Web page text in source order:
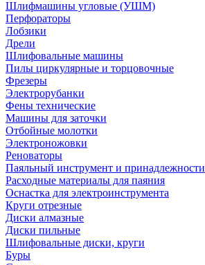
Шлифмашины угловые (УШМ)
Перфораторы
Лобзики
Дрели
Шлифовальные машины
Пилы циркулярные и торцовочные
Фрезеры
Электрорубанки
Фены технические
Машины для заточки
Отбойные молотки
Электроножовки
Реноваторы
Паяльный инструмент и принадлежности
Расходные материалы для паяния
Оснастка для электроинструмента
Круги отрезные
Диски алмазные
Диски пильные
Шлифовальные диски, круги
Буры